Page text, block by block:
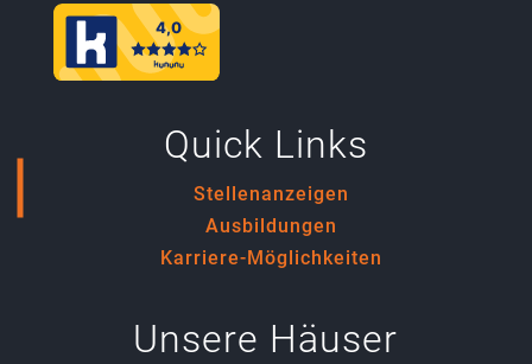
Quick Links
Stellenanzeigen
Ausbildungen
Karriere-Möglichkeiten
Unsere Häuser